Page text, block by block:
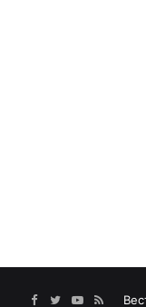
Facebook
TwitterYouTube
RSS